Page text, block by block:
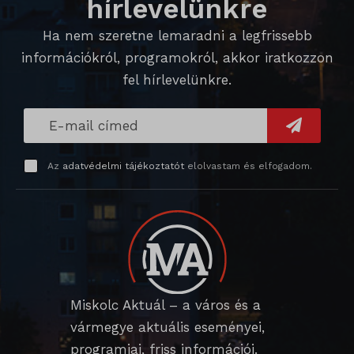
hírlevelünkre
Ha nem szeretne lemaradni a legfrissebb
információkról, programokról, akkor iratkozzon
fel hírlevelünkre.
Az adatvédelmi tájékoztatótelolvastam és elfogadom.
Miskolc Aktuál – a város és a
vármegye aktuális eseményei,
programjai, friss információi.
wp_lang
wp-settings-*
mhcookie
_gat_gtag_ua_*
mp_*_mixpanel
strack_tracking_code
magában foglal, amelyek nem tartoznak a megadott kategóriákba,
vagy amelyeket nem kategorizáltak.
Részletek megjelenítése
_dd_s
_qimei_fingerprint
_qimei_i_3
cookieyes-consent